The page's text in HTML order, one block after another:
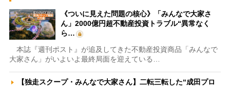
《ついに見えた問題の核心》「みんなで大家さ
ん」2000億円超不動産投資トラブル“異常なく
ら…
本誌『週刊ポスト』が追及してきた不動産投資商品「みんなで
大家さん」がいよいよ最終局面を迎えている…
【独走スクープ・みんなで大家さん】二転三転した“成田プロ